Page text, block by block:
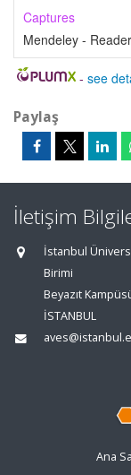
Captures
Mendeley -
- see
Paylaş
İletişim
İstanbul
Birimi
Beyazıt
İSTANBUL
Ana